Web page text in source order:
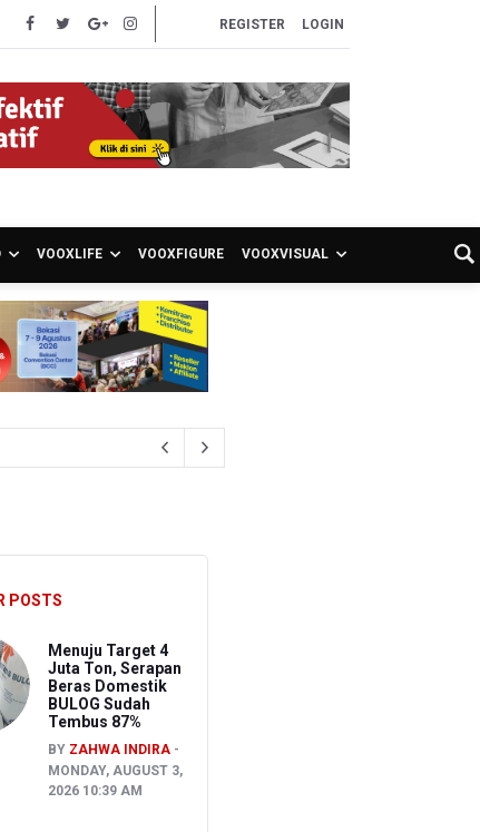
REGISTER LOGIN
VOOXLIFE VOOXFIGURE VOOXVISUAL
Kecil
Pusat
POSTS
Menuju Target 4
Juta Ton, Serapan
Beras Domestik
BULOG Sudah
Tembus 87%
BY ZAHWA INDIRA
MONDAY, AUGUST 3,
2026 10:39 AM